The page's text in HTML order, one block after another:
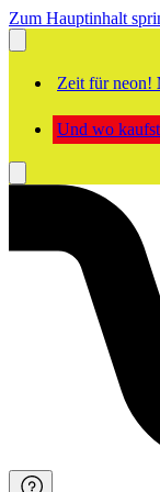
Zum Hauptinhalt
Zeit für neon!
Und wo